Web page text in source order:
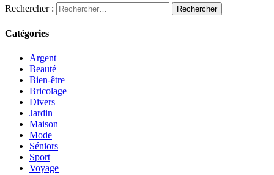
Rechercher :
Catégories
Argent
Beauté
Bien-être
Bricolage
Divers
Jardin
Maison
Mode
Séniors
Sport
Voyage